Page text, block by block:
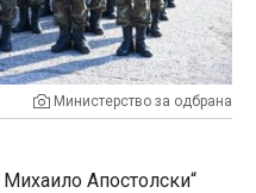
Министерство за одбрана
Апостолски“